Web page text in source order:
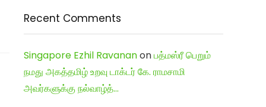
Recent Comments
Singapore Ezhil Ravananonபத்மஸ்ரீ பெறும்
நமது அகத்தமிழ் உறவு டாக்டர் கே. ராமசாமி
அவர்களுக்கு நல்வாழ்த்…